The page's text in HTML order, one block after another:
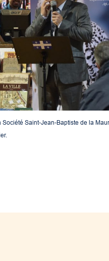
Saint-Jean-Baptiste de la